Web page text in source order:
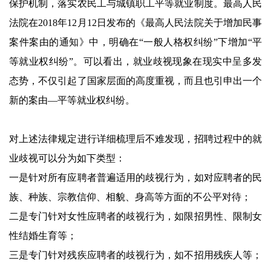
保护机制，落实农民工与城镇职工平等就业制度。最高人民
法院在2018年12月12日发布的《最高人民法院关于增加民事
案件案由的通知》中，明确在“一般人格权纠纷”下增加“平
等就业权纠纷”。可以看出，就业歧视现象在现实中呈多发
态势，不仅引起了国家层面的高度重视，而且也引申出一个
新的案由—平等就业权纠纷。
对上述法律规定进行详细梳理后不难发现，招聘过程中的就
业歧视可以分为如下类型：
一是针对所有应聘者普遍适用的歧视行为，如对应聘者的民
族、种族、宗教信仰、相貌、身高等方面的不公平对待；
二是专门针对女性应聘者的歧视行为，如限招男性、限制女
性结婚生育等；
三是专门针对残疾应聘者的歧视行为，如不招用残疾人等；